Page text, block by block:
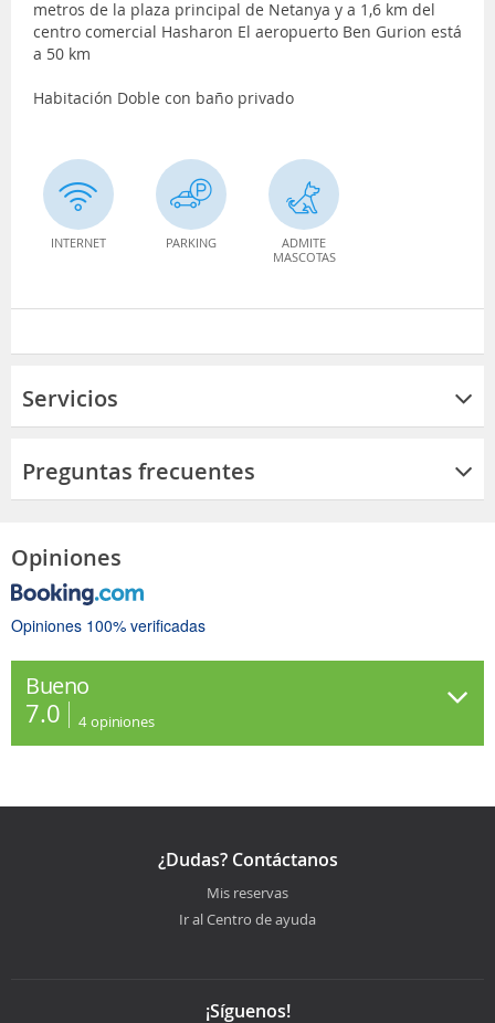
metros de la plaza principal de Netanya y a 1,6 km del
centro comercial Hasharon El aeropuerto Ben Gurion está
a 50 km
Habitación Doble con baño privado
INTERNET PARKING
ADMITE
MASCOTAS
Servicios
Preguntas frecuentes
Opiniones
Opiniones 100% verificadas
Bueno
7.0 4 opiniones
¿Dudas? Contáctanos
Mis reservas
Ir al Centro de ayuda
¡Síguenos!